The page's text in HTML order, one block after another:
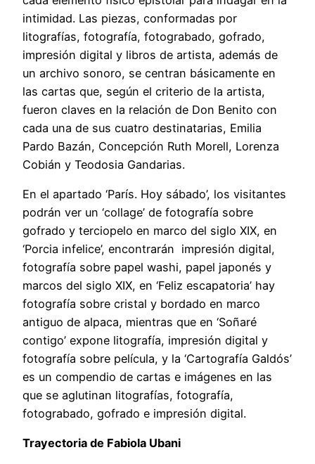
intimidad. Las piezas, conformadas por
litografías, fotografía, fotograbado, gofrado,
impresión digital y libros de artista, además de
un archivo sonoro, se centran básicamente en
las cartas que, según el criterio de la artista,
fueron claves en la relación de Don Benito con
cada una de sus cuatro destinatarias, Emilia
Pardo Bazán, Concepción Ruth Morell, Lorenza
Cobián y Teodosia Gandarias.
En el apartado ‘París. Hoy sábado’, los visitantes
podrán ver un ‘collage’ de fotografía sobre
gofrado y terciopelo en marco del siglo XIX, en
‘Porcia infelice’, encontrarán impresión digital,
fotografía sobre papel washi, papel japonés y
marcos del siglo XIX, en ‘Feliz escapatoria’ hay
fotografía sobre cristal y bordado en marco
antiguo de alpaca, mientras que en ‘Soñaré
contigo’ expone litografía, impresión digital y
fotografía sobre película, y la ‘Cartografía Galdós’
es un compendio de cartas e imágenes en las
que se aglutinan litografías, fotografía,
fotograbado, gofrado e impresión digital.
Trayectoria de Fabiola Ubani